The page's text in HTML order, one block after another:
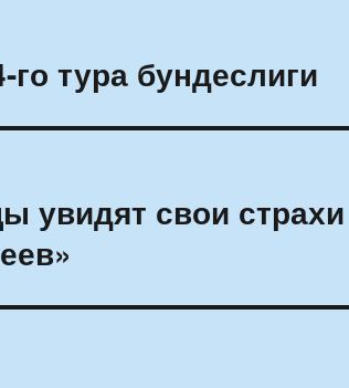
го тура бундеслиги
увидят свои